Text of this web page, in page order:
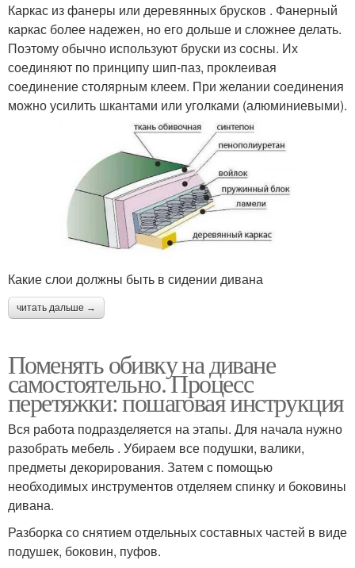
Каркас из фанеры или деревянных брусков . Фанерный
каркас более надежен, но его дольше и сложнее делать.
Поэтому обычно используют бруски из сосны. Их
соединяют по принципу шип-паз, проклеивая
соединение столярным клеем. При желании соединения
можно усилить шкантами или уголками (алюминиевыми).
Какие слои должны быть в сидении дивана
читать дальше →
Поменять обивку на диване
самостоятельно. Процесс
перетяжки: пошаговая инструкция
Вся работа подразделяется на этапы. Для начала нужно
разобрать мебель . Убираем все подушки, валики,
предметы декорирования. Затем с помощью
необходимых инструментов отделяем спинку и боковины
дивана.
Разборка со снятием отдельных составных частей в виде
подушек, боковин, пуфов.